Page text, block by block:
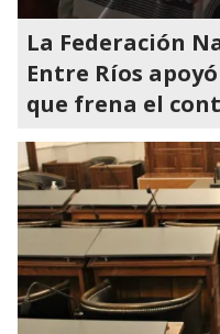
La Federación
Entre Ríos
que frena el